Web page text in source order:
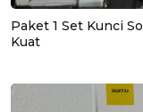
Paket 1 Set Kunci
Kuat